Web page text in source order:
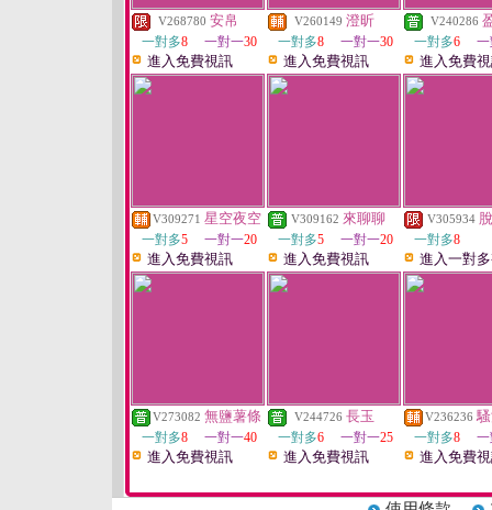
V268780 安帛
一對多8 一對一30
進入免費視訊
V260149 澄昕
一對多8 一對一30
進入免費視訊
V240286
一對多6
進入免費
V309271 星空夜空
一對多5 一對一20
進入免費視訊
V309162 來聊聊
一對多5 一對一20
進入免費視訊
V305934
一對多8
進入一對
V273082 無鹽薯條
一對多8 一對一40
進入免費視訊
V244726 長玉
一對多6 一對一25
進入免費視訊
V236236
一對多8
進入免費